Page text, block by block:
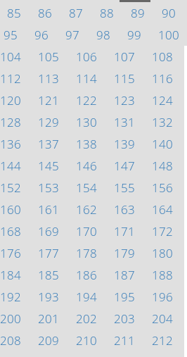
85 86 87 88 89
90
95 96 97 98 99
100
104 105 106 107
108
112 113 114 115
116
120 121 122 123
124
128 129 130 131
132
136 137 138 139
140
144 145 146 147
148
152 153 154 155
156
160 161 162 163
164
168 169 170 171
172
176 177 178 179
180
184 185 186 187
188
192 193 194 195
196
200 201 202 203
204
208 209 210 211
212